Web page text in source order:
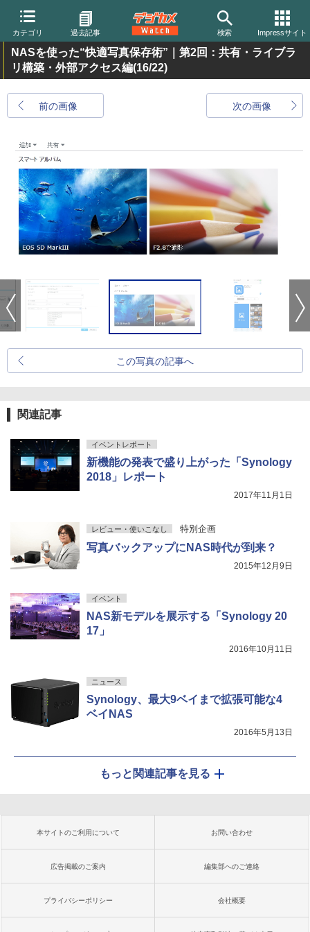
カテゴリ 過去記事 検索 Impressサイト
NASを使った“快適写真保存術”｜第2回：共有・ライブラ
リ構築・外部アクセス編(16/22)
前の画像 次の画像
この写真の記事へ
関連記事
イベントレポート
新機能の発表で盛り上がった「Synology
2018」レポート
2017年11月1日
レビュー・使いこなし 特別企画
写真バックアップにNAS時代が到来？
2015年12月9日
イベント
NAS新モデルを展示する「Synology 20
17」
2016年10月11日
ニュース
Synology、最大9ベイまで拡張可能な4
ベイNAS
2016年5月13日
もっと関連記事を見る
本サイトのご利用について お問い合わせ
広告掲載のご案内 編集部へのご連絡
プライバシーポリシー 会社概要